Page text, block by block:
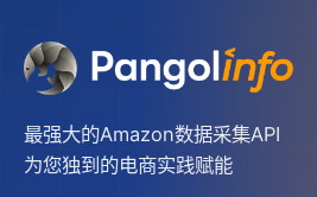
最强大的Amazon数据采集API
为您独到的电商实践赋能